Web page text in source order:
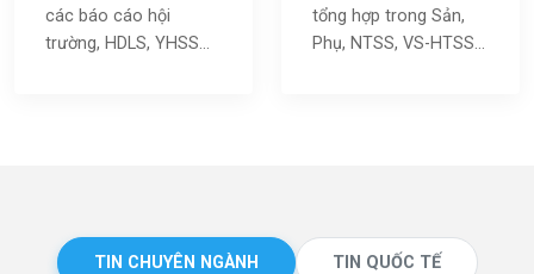
các báo cáo hội
trường, HDLS, YHSS…
tổng hợp trong Sản,
Phụ, NTSS, VS-HTSS...
TIN CHUYÊN NGÀNH TIN QUỐC TẾ